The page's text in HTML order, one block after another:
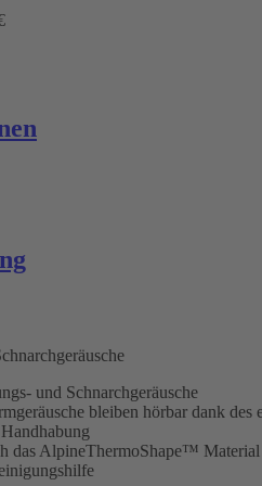
und Schnarchgeräusche
bleiben hörbar dank
das AlpineThermoShape™ Material